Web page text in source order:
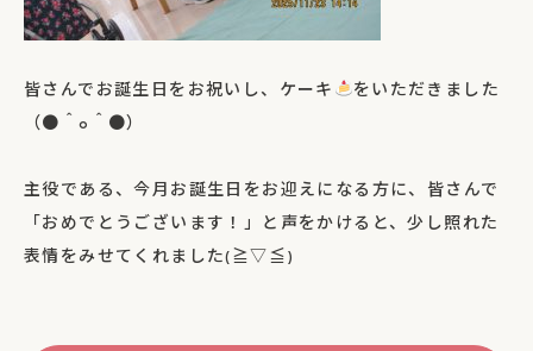
皆さんでお誕生日をお祝いし、ケーキ
をいただきました
（●＾o＾●）
主役である、今月お誕生日をお迎えになる方に、皆さんで
「おめでとうございます！」と声をかけると、少し照れた
表情をみせてくれました(≧▽≦)